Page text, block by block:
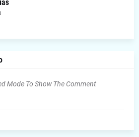
Mode To Show The Comment